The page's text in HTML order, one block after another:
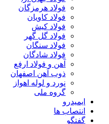
فولاد هرمزگان
فولاد کاویان
فولاد کیش
فولاد گل گهر
فولاد سنگان
فولاد شادگان
آهن و فولاد ارفع
ذوب آهن اصفهان
نورد و لوله اهواز
گروه ملی
ایمیدرو
انتصاب ها
گفتگو